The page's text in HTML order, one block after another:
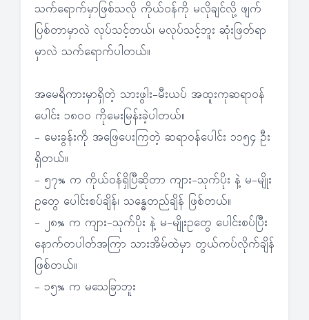
သက်ရောက်မှာဖြစ်သလို ကိုယ်ဝန်ကို မလိုချင်လို့ ဖျက်
ပြစ်တာမှာလဲ လုပ်သင့်တယ်၊ မလုပ်သင့်ဘူး ဆုံးဖြတ်ရာ
မှာလဲ သက်ရောက်ပါတယ်။
အမေရိကားမှာရှိတဲ့ သားဖွါး-မီးယပ် အထူးကုဆရာဝန်
ပေါင်း ၁၈ဝဝ ကိုမေးမြန်းခဲ့ပါတယ်။
- မေးခွန်းကို အဖြေပေးကြတဲ့ ဆရာဝန်ပေါင်း ၁၁၅၄ ဦး
ရှိတယ်။
- ၅၇% က ကိုယ်ဝန်ရှိပြီဆိုတာ ကျား-သုက်ပိုး နဲ့ မ-မျိုး
ဥတွေ ပေါင်းစပ်ချိန်၊ သန္ဓေတည်ချိန် ဖြစ်တယ်။
- ၂၈% က ကျား-သုက်ပိုး နဲ့ မ-မျိုးဥတွေ ပေါင်းစပ်ပြီး
နောက်တပါတ်အကြာ သားအိမ်ထဲမှာ တွယ်ကပ်လိုက်ချိန်
ဖြစ်တယ်။
- ၁၅% က မသေခြာဘူး